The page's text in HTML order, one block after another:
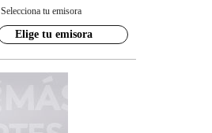
Selecciona tu emisora
Elige tu emisora